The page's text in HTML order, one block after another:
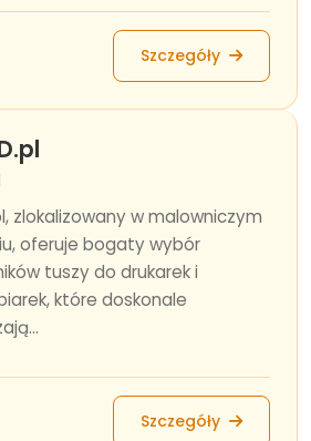
Szczegóły
zlokalizowany w malowniczym
oferuje bogaty wybór
tuszy do drukarek i
które doskonale
Szczegóły